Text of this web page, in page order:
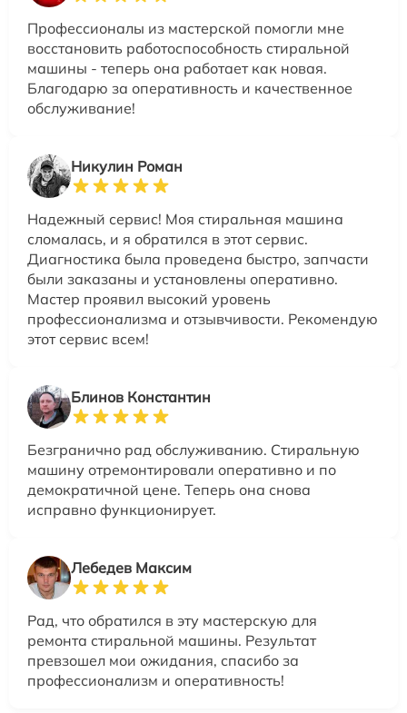
Профессионалы из мастерской помогли мне
восстановить работоспособность стиральной
машины - теперь она работает как новая.
Благодарю за оперативность и качественное
обслуживание!
Никулин Роман
Надежный сервис! Моя стиральная машина
сломалась, и я обратился в этот сервис.
Диагностика была проведена быстро, запчасти
были заказаны и установлены оперативно.
Мастер проявил высокий уровень
профессионализма и отзывчивости. Рекомендую
этот сервис всем!
Блинов Константин
Безгранично рад обслуживанию. Стиральную
машину отремонтировали оперативно и по
демократичной цене. Теперь она снова
исправно функционирует.
Лебедев Максим
Рад, что обратился в эту мастерскую для
ремонта стиральной машины. Результат
превзошел мои ожидания, спасибо за
профессионализм и оперативность!